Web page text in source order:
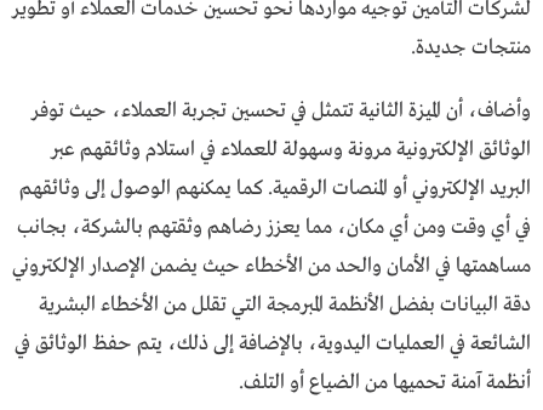
لشركات التأمين توجيه مواردها نحو تحسين خدمات العملاء أو تطوير
منتجات جديدة.
وأضاف، أن الميزة الثانية تتمثل في تحسين تجربة العملاء، حيث توفر
الوثائق الإلكترونية مرونة وسهولة للعملاء في استلام وثائقهم عبر
البريد الإلكتروني أو المنصات الرقمية. كما يمكنهم الوصول إلى وثائقهم
في أي وقت ومن أي مكان، مما يعزز رضاهم وثقتهم بالشركة، بجانب
مساهمتها في الأمان والحد من الأخطاء حيث يضمن الإصدار الإلكتروني
دقة البيانات بفضل الأنظمة المبرمجة التي تقلل من الأخطاء البشرية
الشائعة في العمليات اليدوية، بالإضافة إلى ذلك، يتم حفظ الوثائق في
أنظمة آمنة تحميها من الضياع أو التلف.